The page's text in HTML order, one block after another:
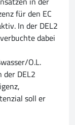
für den EC
In der DEL2
dabei
O.L.
DEL2
soll er